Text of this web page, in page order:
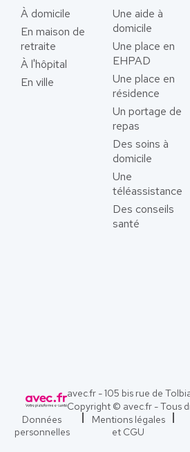
À domicile
En maison de
retraite
À l'hôpital
En ville
Une aide à
domicile
Une place en
EHPAD
Une place en
résidence
Un portage de
repas
Des soins à
domicile
Une
téléassistance
Des conseils
santé
avec.fr - 105 bis rue de
Copyright © avec.fr - Tous
Données
personnelles
Mentions légales
et CGU